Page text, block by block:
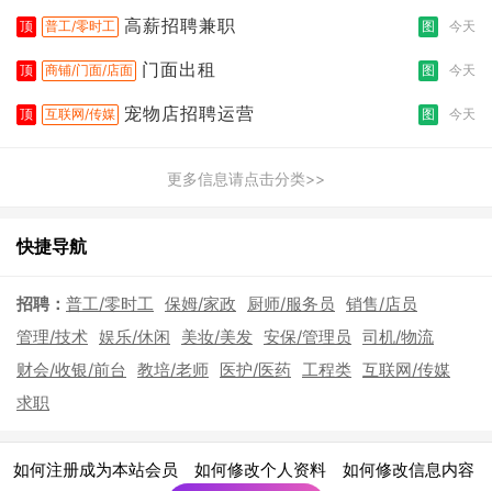
顶 普工/零时工 高薪招聘兼职 图 今天
顶 商铺/门面/店面 门面出租 图 今天
顶 互联网/传媒 宠物店招聘运营 图 今天
更多信息请点击分类>>
快捷导航
招聘： 普工/零时工 保姆/家政 厨师/服务员 销售/店员
管理/技术 娱乐/休闲 美妆/美发 安保/管理员 司机/物流
财会/收银/前台 教培/老师 医护/医药 工程类 互联网/传媒
求职
如何注册成为本站会员 如何修改个人资料 如何修改信息内容